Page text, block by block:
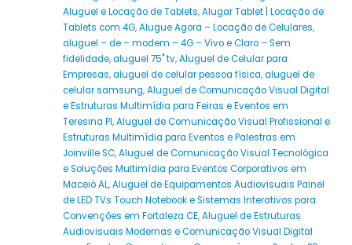
Aluguel e Locação de Tablets,Alugar Tablet | Locação de
Tablets com 4G,Alugue Agora – Locação de Celulares,
aluguel – de – modem – 4G – Vivo e Claro – Sem
fidelidade,aluguel 75" tv,Aluguel de Celular para
Empresas,aluguel de celular pessoa física,aluguel de
celular samsung,Aluguel de Comunicação Visual Digital
e Estruturas Multimídia para Feiras e Eventos em
Teresina PI,Aluguel de Comunicação Visual Profissional e
Estruturas Multimídia para Eventos e Palestras em
Joinville SC,Aluguel de Comunicação Visual Tecnológica
e Soluções Multimídia para Eventos Corporativos em
Maceió AL,Aluguel de Equipamentos Audiovisuais Painel
de LED TVs Touch Notebook e Sistemas Interativos para
Convenções em Fortaleza CE,Aluguel de Estruturas
Audiovisuais Modernas e Comunicação Visual Digital